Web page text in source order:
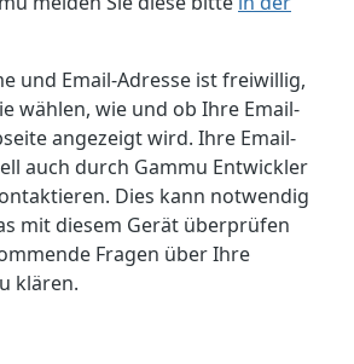
und Email-Adresse ist freiwillig,
wählen, wie und ob Ihre Email-
angezeigt wird. Ihre Email-
auch durch Gammu Entwickler
Dies kann notwendig
mit diesem Gerät überprüfen
Fragen über Ihre
klären.